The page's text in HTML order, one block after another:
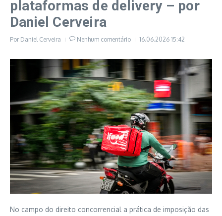
plataformas de delivery – por
Daniel Cerveira
Por Daniel Cerveira Nenhum comentário 16.06.2026 15:42
No campo do direito concorrencial a prática de imposição das